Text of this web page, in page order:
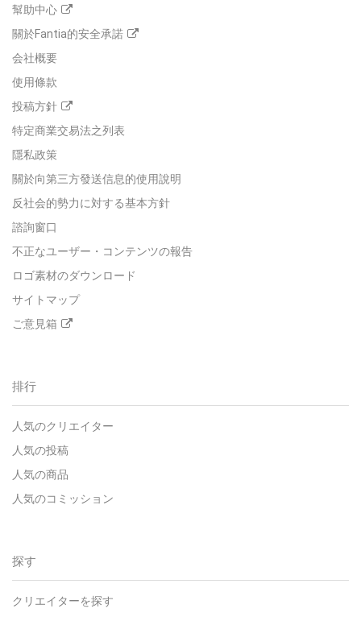
幫助中心
關於Fantia的安全承諾
会社概要
使用條款
投稿方針
特定商業交易法之列表
隱私政策
關於向第三方發送信息的使用說明
反社会的勢力に対する基本方針
諮詢窗口
不正なユーザー・コンテンツの報告
ロゴ素材のダウンロード
サイトマップ
ご意見箱
排行
人気のクリエイター
人気の投稿
人気の商品
人気のコミッション
探す
クリエイターを探す